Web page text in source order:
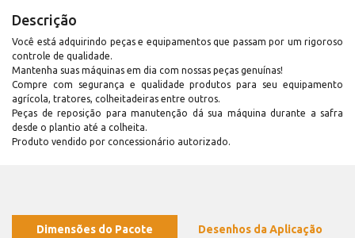
Descrição
Você está adquirindo peças e equipamentos que passam por um rigoroso
controle de qualidade.
Mantenha suas máquinas em dia com nossas peças genuínas!
Compre com segurança e qualidade produtos para seu equipamento
agrícola, tratores, colheitadeiras entre outros.
Peças de reposição para manutenção dá sua máquina durante a safra
desde o plantio até a colheita.
Produto vendido por concessionário autorizado.
Dimensões do Pacote Desenhos da Aplicação